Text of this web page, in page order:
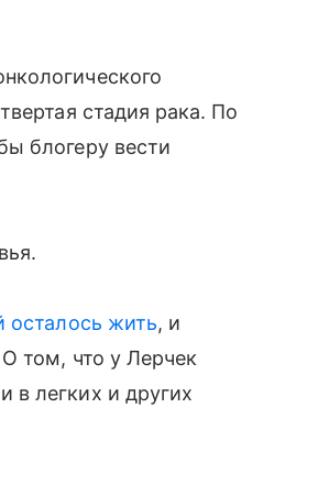
стадия рака. По
блогеру вести
осталось жить, и
том, что у Лерчек
в легких и других